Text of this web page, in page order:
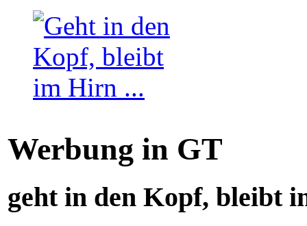
Werbung in GT
geht in den Kopf, bleibt